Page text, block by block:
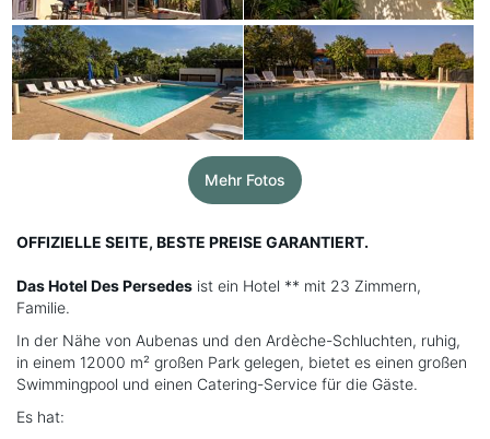
Mehr Fotos
OFFIZIELLE SEITE, BESTE PREISE GARANTIERT.
Das Hotel Des Persedes ist ein Hotel ** mit 23 Zimmern,
Familie.
In der Nähe von Aubenas und den Ardèche-Schluchten, ruhig,
in einem 12000 m² großen Park gelegen, bietet es einen großen
Swimmingpool und einen Catering-Service für die Gäste.
Es hat: